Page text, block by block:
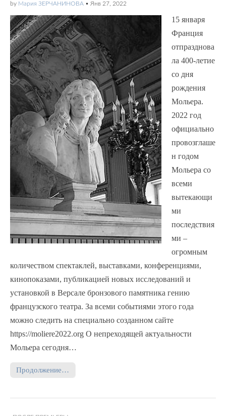
by Мария ЗЕРЧАНИНОВА • Янв 27, 2022
15 января
Франция
отпразднова
ла 400-летие
со дня
рождения
Мольера.
2022 год
официально
провозглаше
н годом
Мольера со
всеми
вытекающи
ми
последствия
ми –
огромным
количеством спектаклей, выставками, конференциями,
кинопоказами, публикацией новых исследований и
установкой в Версале бронзового памятника гению
французского театра. За всеми событиями этого года
можно следить на специально созданном сайте
https://moliere2022.org О непреходящей актуальности
Мольера сегодня…
Продолжение…